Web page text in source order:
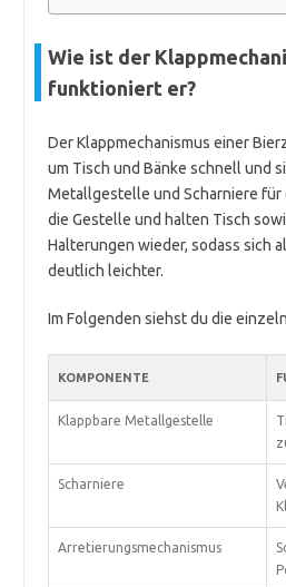
Wie ist der
funktioniert er?
Der Klappmechanismus einer
um Tisch und Bänke schnell und
Metallgestelle und Scharniere für
die Gestelle und halten Tisch
Halterungen wieder, sodass sich
deutlich leichter.
Im Folgenden siehst du die
KOMPONENTE
Klappbare Metallgestelle
Scharniere
Arretierungsmechanismus